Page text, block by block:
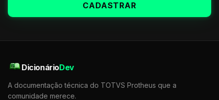
CADASTRAR
DicionárioDev
A documentação técnica do TOTVS Protheus que a
comunidade merece.